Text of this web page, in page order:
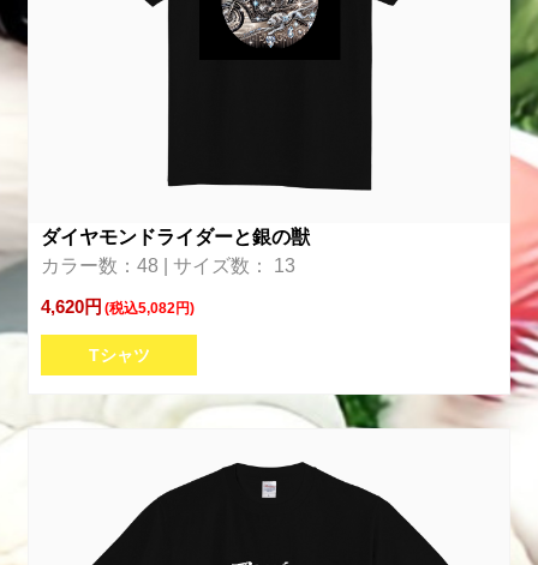
ダイヤモンドライダーと銀の獣
カラー数：48 | サイズ数： 13
4,620円 (税込5,082円)
Tシャツ